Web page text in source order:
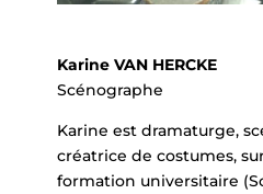
Karine VAN HERCKE
Scénographe
Karine est dramaturge,
créatrice de costumes,
formation universitaire